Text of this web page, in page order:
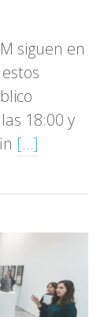
siguen en
18:00 y
[…]